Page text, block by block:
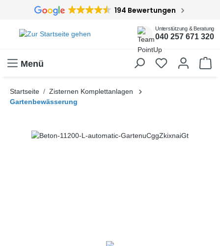
springen 194 Bewertungen
Unterstützung & Beratung
040 257 671 320
Menü
Startseite
Zisternen Komplettanlagen
Gartenbewässerung